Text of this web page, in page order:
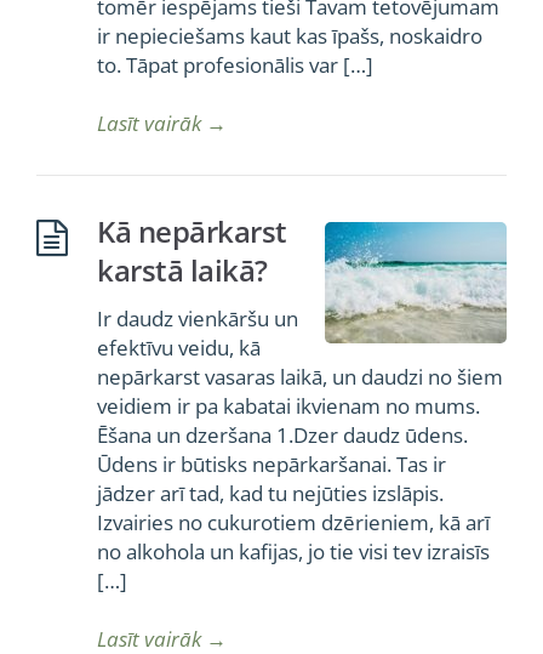
tomēr iespējams tieši Tavam tetovējumam
ir nepieciešams kaut kas īpašs, noskaidro
to. Tāpat profesionālis var […]
Lasīt vairāk→
Kā nepārkarst
karstā laikā?
Ir daudz vienkāršu un
efektīvu veidu, kā
nepārkarst vasaras laikā, un daudzi no šiem
veidiem ir pa kabatai ikvienam no mums.
Ēšana un dzeršana 1.Dzer daudz ūdens.
Ūdens ir būtisks nepārkaršanai. Tas ir
jādzer arī tad, kad tu nejūties izslāpis.
Izvairies no cukurotiem dzērieniem, kā arī
no alkohola un kafijas, jo tie visi tev izraisīs
[…]
Lasīt vairāk→